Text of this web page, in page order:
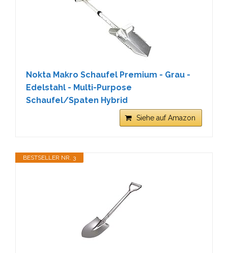
Nokta Makro Schaufel Premium - Grau -
Edelstahl - Multi-Purpose
Schaufel/Spaten Hybrid
Siehe auf Amazon
BESTSELLER NR. 3